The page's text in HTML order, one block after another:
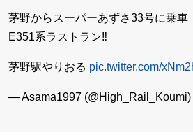
茅野からスーパーあずさ33号に乗車
E351系ラストラン‼︎
茅野駅やりおる pic.twitter.com/
— Asama1997 (@High_Rail_Koumi)